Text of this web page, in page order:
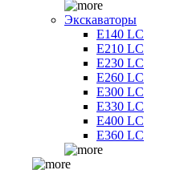
Экскаваторы
E140 LC
E210 LC
E230 LC
E260 LC
E300 LC
E330 LC
E400 LC
E360 LC